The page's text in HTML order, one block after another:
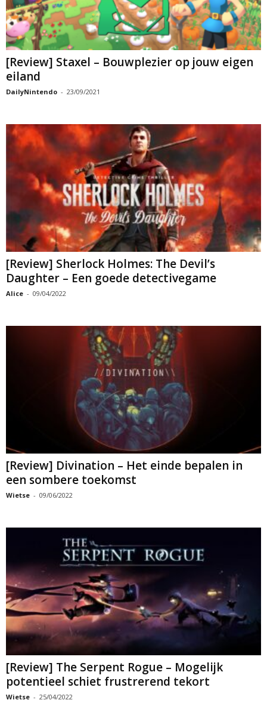
[Review] Staxel – Bouwplezier op jouw eigen
eiland
DailyNintendo - 23/09/2021
[Review] Sherlock Holmes: The Devil’s
Daughter – Een goede detectivegame
Alice - 09/04/2022
[Review] Divination – Het einde bepalen in
een sombere toekomst
Wietse - 09/06/2022
[Review] The Serpent Rogue – Mogelijk
potentieel schiet frustrerend tekort
Wietse - 25/04/2022